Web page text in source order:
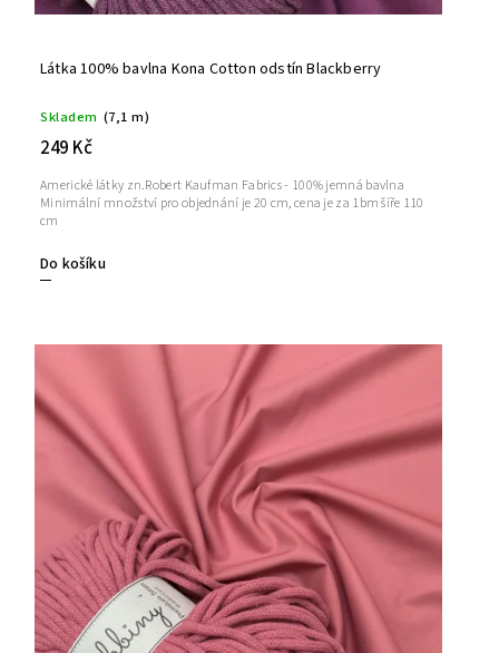
Látka 100% bavlna Kona Cotton odstín Blackberry
Skladem (7,1 m)
249 Kč
Do košíku
Americké látky zn.Robert Kaufman Fabrics - 100% jemná bavlna
Minimální množství pro objednání je 20 cm, cena je za 1bm šíře 110
cm